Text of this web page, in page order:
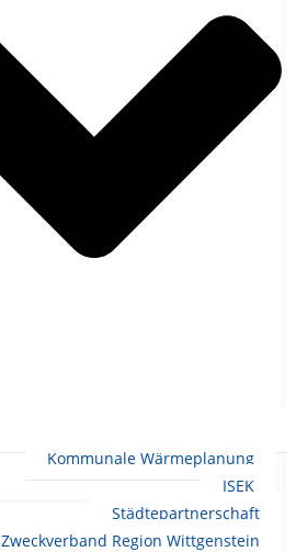
Kommunale Wärmeplanung
ISEK
Städtepartnerschaft
Zweckverband Region Wittgenstein